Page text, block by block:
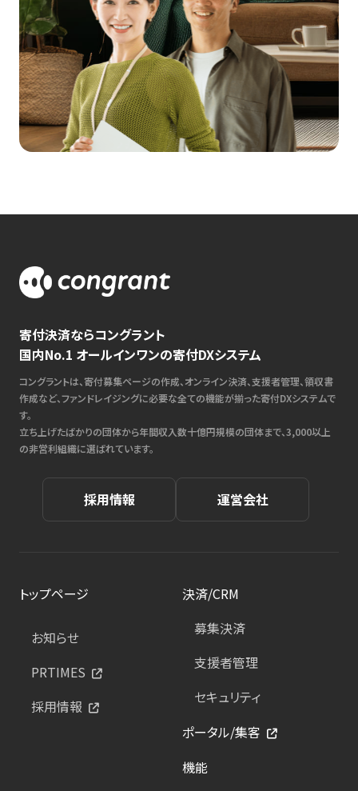
寄付決済ならコングラント
国内No.1 オールインワンの寄付DXシステム
コングラントは、寄付募集ページの作成、オンライン決済、支援者管理、領収書
作成など、ファンドレイジングに必要な全ての機能が揃った寄付DXシステムで
す。
立ち上げたばかりの団体から年間収入数十億円規模の団体まで、3,000以上
の非営利組織に選ばれています。
採用情報 運営会社
トップページ
お知らせ
PRTIMES
採用情報
決済/CRM
募集決済
支援者管理
セキュリティ
ポータル/集客
機能